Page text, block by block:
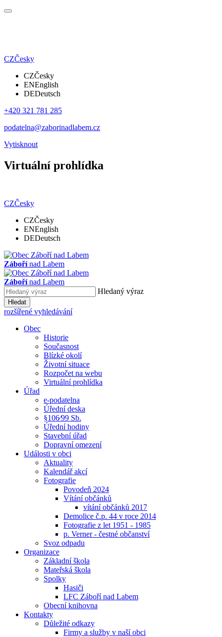
CZČesky
CZČesky
ENEnglish
DEDeutsch
+420 321 781 285
podatelna@zaborinadlabem.cz
Vytisknout
Virtuální prohlídka
CZČesky
CZČesky
ENEnglish
DEDeutsch
Zábořínad Labem
Zábořínad Labem
Hledaný výraz
Hledat
rozšířené vyhledávání
Obec
Historie
Současnost
Blízké okolí
Životní situace
Rozpočet na webu
Virtuální prohlídka
Úřad
e-podatelna
Úřední deska
§106⁄99 Sb.
Úřední hodiny
Stavební úřad
Dopravní omezení
Události v obci
Aktuality
Kalendář akcí
Fotografie
Povodeň 2024
Vítání občánků
vítání občánků 2017
Demolice č.p. 44 v roce 2014
Fotografie z let 1951 - 1985
p. Verner - čestné občanství
Svoz odpadu
Organizace
Základní škola
Mateřská škola
Spolky
Hasiči
LFC Záboří nad Labem
Obecní knihovna
Kontakty
Důležité odkazy
Firmy a služby v naší obci